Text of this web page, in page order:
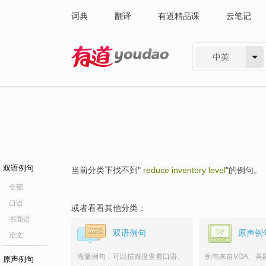
词典 翻译 有道精品课 云笔记
中英
双语例句
全部
口语
书面语
论文
原声例句
当前分类下找不到" reduce inventory level"的例句。
或者看看其他分类：
双语例句
海量例句，可以按难度查看口语、
原声例
例句来自VOA、美